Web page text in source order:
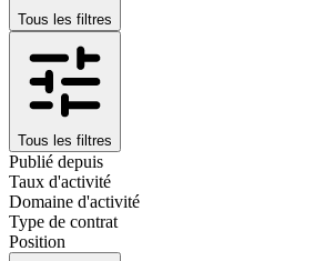
Tous les filtres
Tous les filtres
Publié depuis
Taux d'activité
Domaine d'activité
Type de contrat
Position